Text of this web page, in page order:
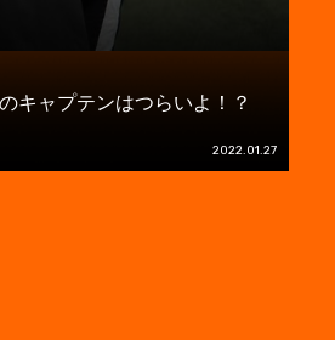
キャプテンはつらいよ！？
2022.01.27